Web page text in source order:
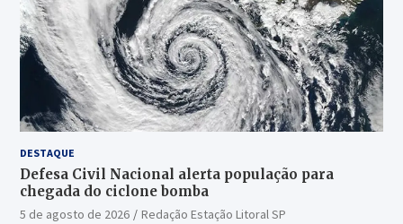
DESTAQUE
Defesa Civil Nacional alerta população para
chegada do ciclone bomba
5 de agosto de 2026 Redação Estação Litoral SP